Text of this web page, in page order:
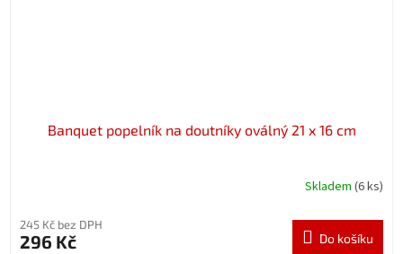
Banquet popelník na doutníky oválný 21 x 16 cm
Skladem (6 ks)
245 Kč bez DPH
296 Kč Do košíku